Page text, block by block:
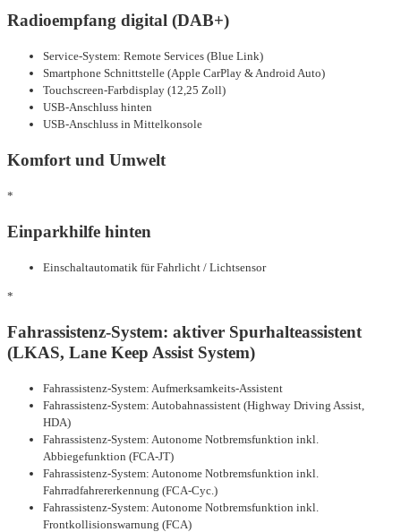
Radioempfang digital (DAB+)
Service-System: Remote Services (Blue Link)
Smartphone Schnittstelle (Apple CarPlay & Android Auto)
Touchscreen-Farbdisplay (12,25 Zoll)
USB-Anschluss hinten
USB-Anschluss in Mittelkonsole
Komfort und Umwelt
*
Einparkhilfe hinten
Einschaltautomatik für Fahrlicht / Lichtsensor
*
Fahrassistenz-System: aktiver Spurhalteassistent
(LKAS, Lane Keep Assist System)
Fahrassistenz-System: Aufmerksamkeits-Assistent
Fahrassistenz-System: Autobahnassistent (Highway Driving Assist,
HDA)
Fahrassistenz-System: Autonome Notbremsfunktion inkl.
Abbiegefunktion (FCA-JT)
Fahrassistenz-System: Autonome Notbremsfunktion inkl.
Fahrradfahrererkennung (FCA-Cyc.)
Fahrassistenz-System: Autonome Notbremsfunktion inkl.
Frontkollisionswarnung (FCA)